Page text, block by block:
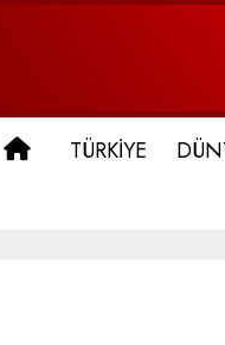
ANA SAYFA
TÜRKİYE